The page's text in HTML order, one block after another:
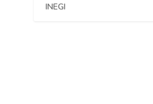
INEGI